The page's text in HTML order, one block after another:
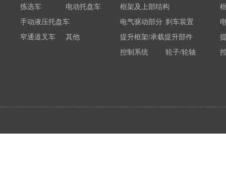
拣选车
电动托盘车
手动液压托盘车
窄通道叉车
其他
框架及上部结构
电气驱动部分 刹车装置
提升框架/承载提升部件
控制系统
轮子/轮轴